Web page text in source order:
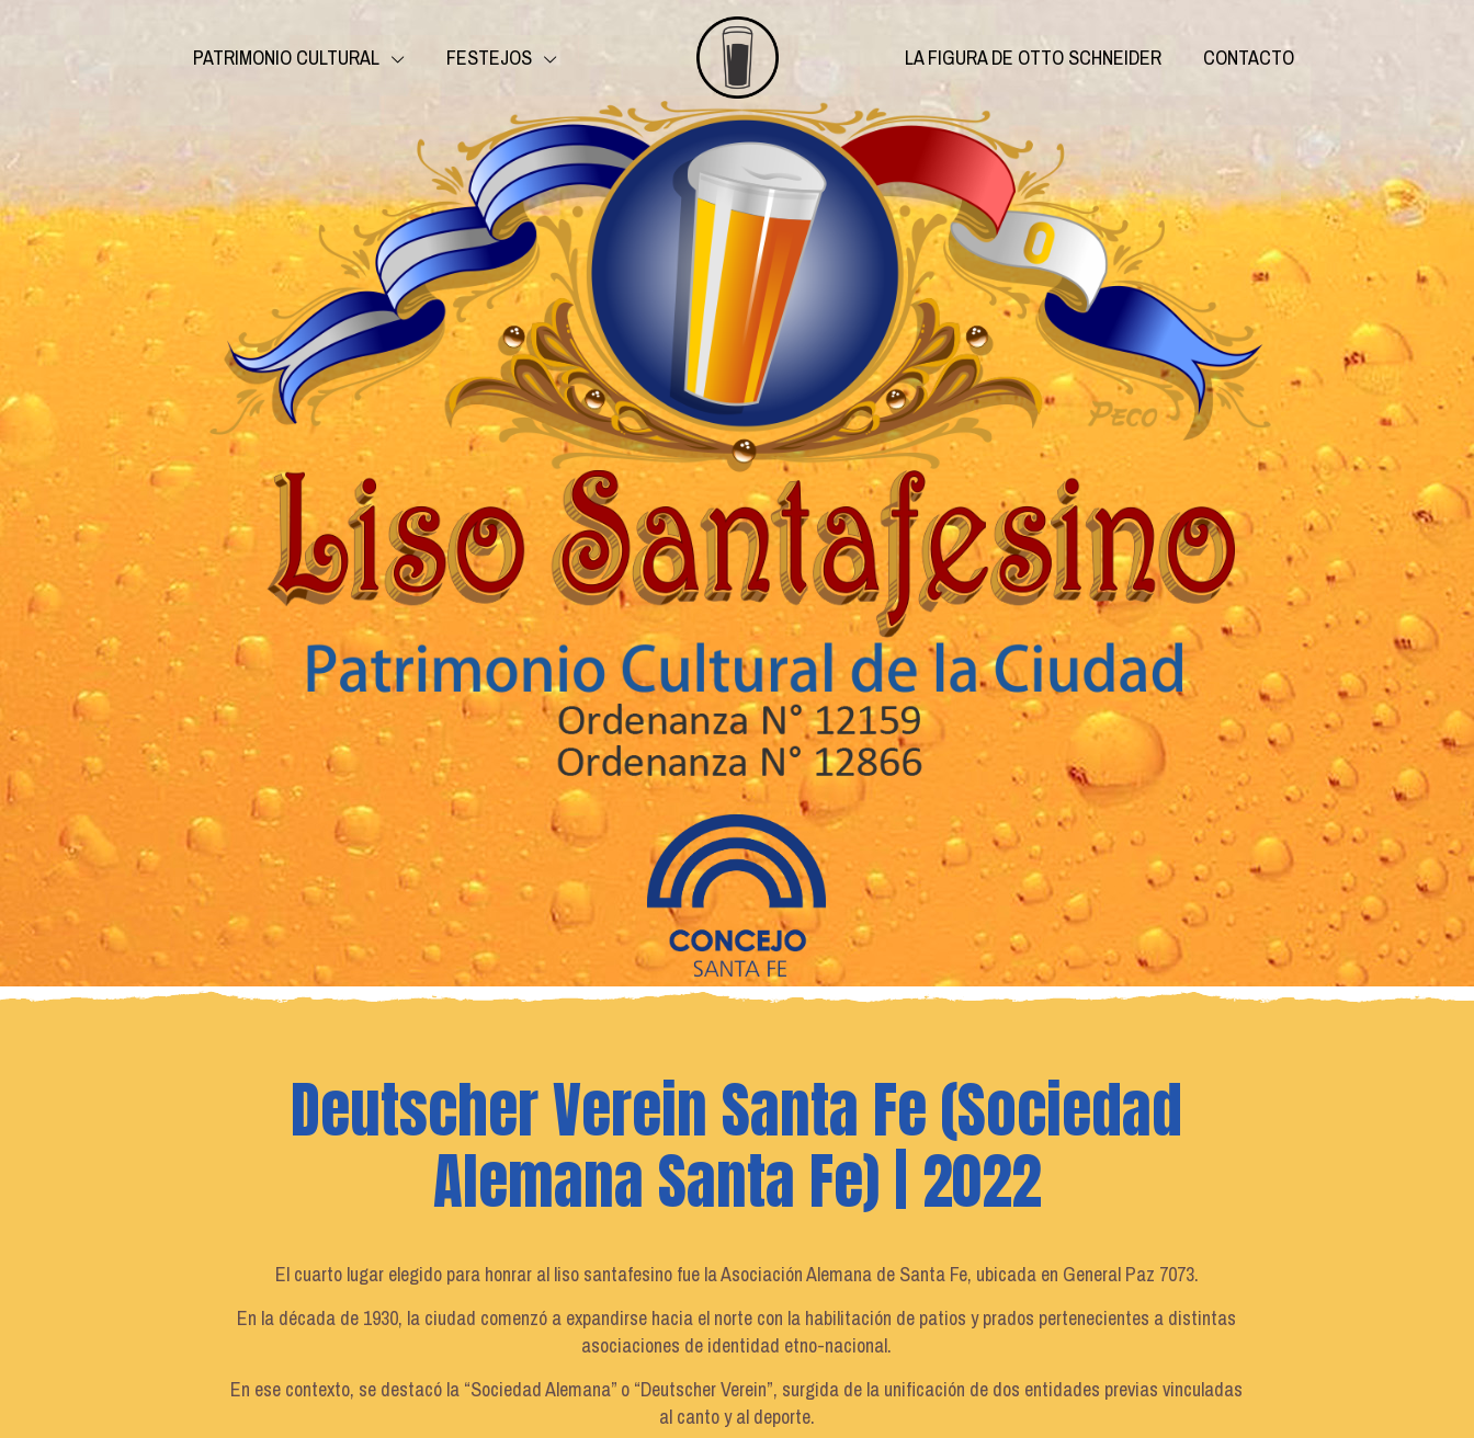
PATRIMONIO CULTURAL FESTEJOS LA FIGURA DE OTTO SCHNEIDER CONTACTO
Deutscher Verein Santa Fe (Sociedad
Alemana Santa Fe) | 2022
El cuarto lugar elegido para honrar al liso santafesino fue la Asociación Alemana de Santa Fe, ubicada en General Paz 7073.
En la década de 1930, la ciudad comenzó a expandirse hacia el norte con la habilitación de patios y prados pertenecientes a distintas
asociaciones de identidad etno-nacional.
En ese contexto, se destacó la “Sociedad Alemana” o “Deutscher Verein”, surgida de la unificación de dos entidades previas vinculadas
al canto y al deporte.